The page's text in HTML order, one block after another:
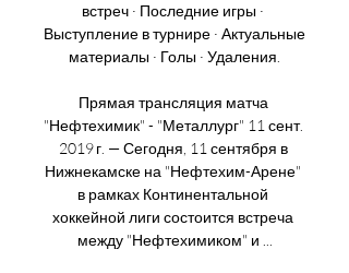
встреч · Последние игры ·
Выступление в турнире · Актуальные
материалы · Голы · Удаления.
Прямая трансляция матча
"Нефтехимик" - "Металлург" 11 сент.
2019 г. — Сегодня, 11 сентября в
Нижнекамске на "Нефтехим-Арене"
в рамках Континентальной
хоккейной лиги состоится встреча
между "Нефтехимиком" и ...